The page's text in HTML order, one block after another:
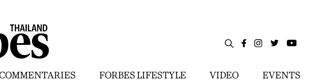
FORBES LIFESTYLE VIDEO EVENTS